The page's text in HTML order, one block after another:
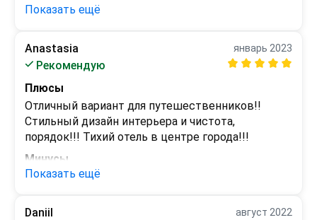
были жёлтые брызги и грязная ванна.
Показать ещё
Anastasia
Рекомендую
январь 2023
Плюсы
Отличный вариант для путешественников!!
Стильный дизайн интерьера и чистота,
порядок!!! Тихий отель в центре города!!!
Минусы
-
Показать ещё
Daniil
август 2022